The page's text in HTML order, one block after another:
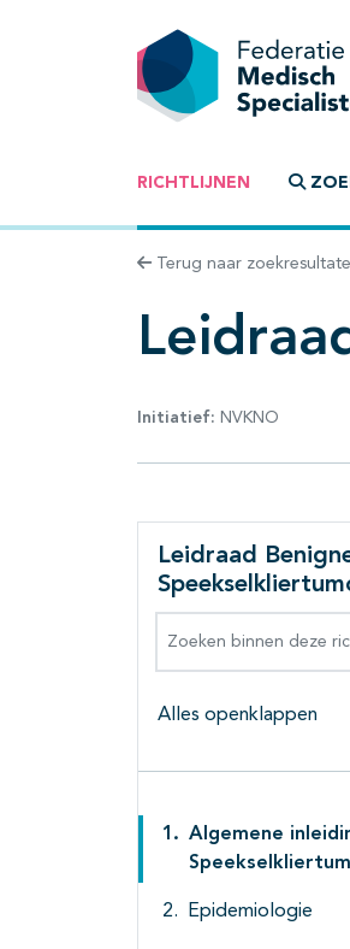
RICHTLIJNEN
Terug naar
Initiatief: NVKNO
Leidraad
Alles openklappen
Algemene
Epidemiologie